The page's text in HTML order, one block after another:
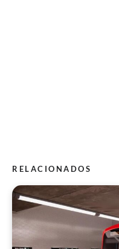
RELACIONADOS